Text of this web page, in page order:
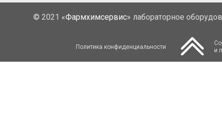
© 2021 «Фармхимсервис» лабораторное
Политика конфиденциальности
и